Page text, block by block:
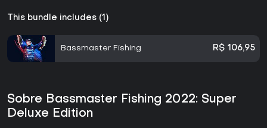
This bundle includes (1)
Bassmaster Fishing R$ 106,95
Sobre Bassmaster Fishing 2022: Super
Deluxe Edition